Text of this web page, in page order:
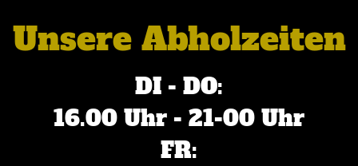
Unsere Abholzeiten
DI - DO:
16.00 Uhr - 21-00 Uhr
FR: